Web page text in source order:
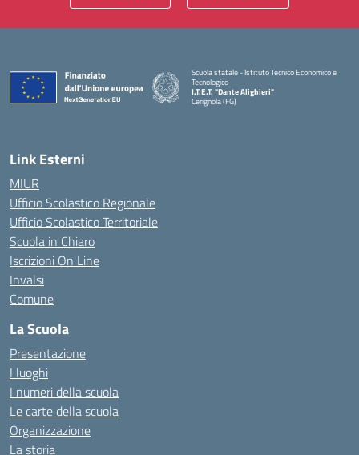
Scuola statale - Istituto Tecnico Economico e
Tecnologico
I.T.E.T. "Dante Alighieri"
Cerignola (FG)
— Visita la pagina iniziale della scuola
Link Esterni
MIUR
Ufficio Scolastico Regionale
Ufficio Scolastico Territoriale
Scuola in Chiaro
Iscrizioni On Line
Invalsi
Comune
La Scuola
Presentazione
I luoghi
I numeri della scuola
Le carte della scuola
Organizzazione
La storia